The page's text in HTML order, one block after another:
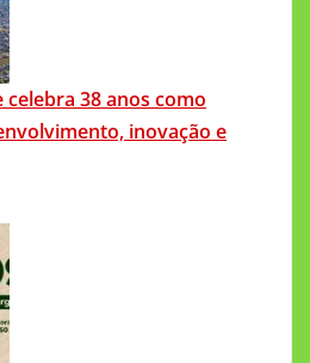
celebra 38 anos como
inovação e